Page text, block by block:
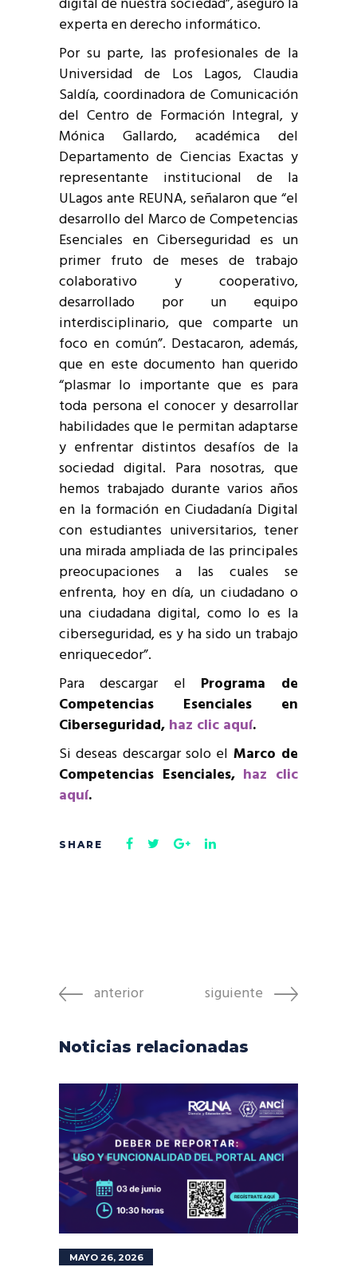
experta en derecho informático.
Por su parte, las profesionales de la
Universidad de Los Lagos, Claudia
Saldía, coordinadora de Comunicación
del Centro de Formación Integral, y
Mónica Gallardo, académica del
Departamento de Ciencias Exactas y
representante institucional de la
ULagos ante REUNA, señalaron que “el
desarrollo del Marco de Competencias
Esenciales en Ciberseguridad es un
primer fruto de meses de trabajo
colaborativo y cooperativo,
desarrollado por un equipo
interdisciplinario, que comparte un
foco en común”. Destacaron, además,
que en este documento han querido
“plasmar lo importante que es para
toda persona el conocer y desarrollar
habilidades que le permitan adaptarse
y enfrentar distintos desafíos de la
sociedad digital. Para nosotras, que
hemos trabajado durante varios años
en la formación en Ciudadanía Digital
con estudiantes universitarios, tener
una mirada ampliada de las principales
preocupaciones a las cuales se
enfrenta, hoy en día, un ciudadano o
una ciudadana digital, como lo es la
ciberseguridad, es y ha sido un trabajo
enriquecedor”.
Para descargar el Programa de
Competencias Esenciales en
Ciberseguridad, haz clic aquí.
Si deseas descargar solo el Marco de
Competencias Esenciales, haz clic
aquí.
anterior siguiente
Noticias relacionadas
MAYO 26, 2026